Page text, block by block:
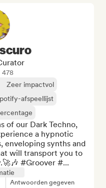
478
Zeer impactvol
afspeellijst
of our Dark Techno,
a hypnotic
enveloping synths and
will transport you to
#Groover #...
Antwoorden gegeven